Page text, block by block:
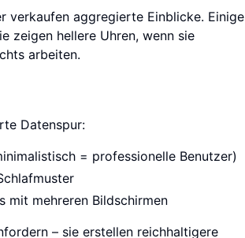
verkaufen aggregierte Einblicke. Einige
zeigen hellere Uhren, wenn sie
arbeiten.
Datenspur:
= professionelle Benutzer)
mit mehreren Bildschirmen
– sie erstellen reichhaltigere